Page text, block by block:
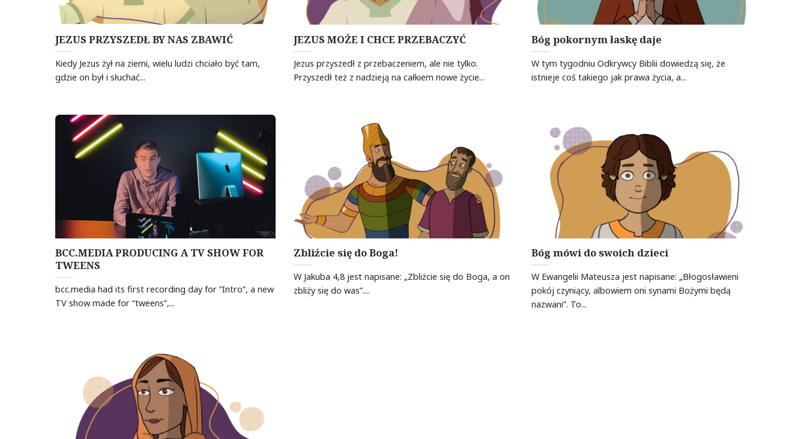
JEZUS PRZYSZEDŁ BY NAS ZBAWIĆ
Kiedy Jezus żył na ziemi, wielu ludzi chciało być tam,
gdzie on był i słuchać...
JEZUS MOŻE I CHCE PRZEBACZYĆ
Jezus przyszedł z przebaczeniem, ale nie tylko.
Przyszedł też z nadzieją na całkiem nowe życie...
Bóg pokornym łaskę daje
W tym tygodniu Odkrywcy Biblii dowiedzą się, że
istnieje coś takiego jak prawa życia, a...
BCC.MEDIA PRODUCING A TV SHOW FOR
TWEENS
bcc.media had its first recording day for “Intro”, a new
TV show made for “tweens”,...
Zbliżcie się do Boga!
W Jakuba 4,8 jest napisane: „Zbliżcie się do Boga, a on
zbliży się do was”....
Bóg mówi do swoich dzieci
W Ewangelii Mateusza jest napisane: „Błogosławieni
pokój czyniący, albowiem oni synami Bożymi będą
nazwani”. To...